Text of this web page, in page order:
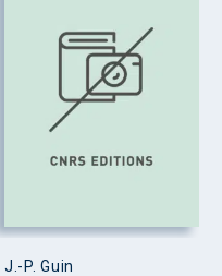
J.-P. Guin